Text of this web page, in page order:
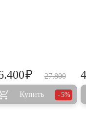
27.800
₽
Купить 5%